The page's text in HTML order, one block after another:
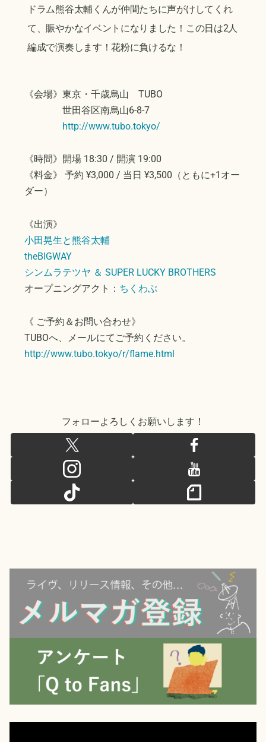
ドラム熊谷太輔くんが仲間たちに声がけしてくれ
て、賑やかなイベントになりました！この日は2人
編成で演奏します！花粉に負けるな！
《会場》東京・千歳烏山 TUBO
世田谷区南烏山6-8-7
http://www.tubo.tokyo/
《時間》開場 18:30 / 開演 19:00
《料金》 予約 ¥3,000 / 当日 ¥3,500（ともに+1オー
ダー）
《出演》
小田晃生と熊谷太輔
theBIGWAY
シンムラテツヤ ＆ SUPER LUCKY BROTHERS
オープニングアクト： ちくわぶ
《 ご予約＆お問い合わせ》
TUBOへ、メールにてご予約ください。
http://www.tubo.tokyo/r/flame.html
フォローよろしくお願いします！